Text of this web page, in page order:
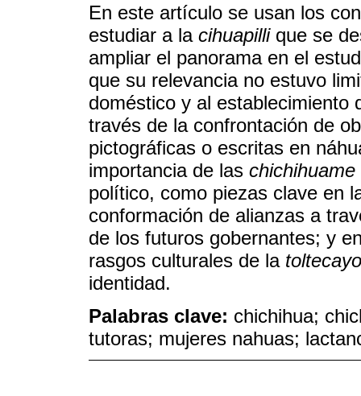
En este artículo se usan los
estudiar a la cihuapillique se
ampliar el panorama en el
que su relevancia no estuvo
doméstico y al establecimiento
través de la confrontación de
pictográficas o escritas en
importancia de las chichihuame
político, como piezas clave en
conformación de alianzas a
de los futuros gobernantes; y
rasgos culturales de la
identidad.
Palabras clave: chichihua;
tutoras; mujeres nahuas;